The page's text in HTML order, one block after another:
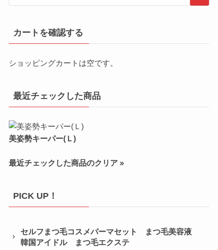
カートを確認する
ショッピングカートは空です。
最近チェックした商品
美姿勢キーパー(Ｌ)
最近チェックした商品のクリア »
PICK UP！
セルフまつ毛コスメパーマセット まつ毛美容液
韓国アイドル まつ毛エクステ